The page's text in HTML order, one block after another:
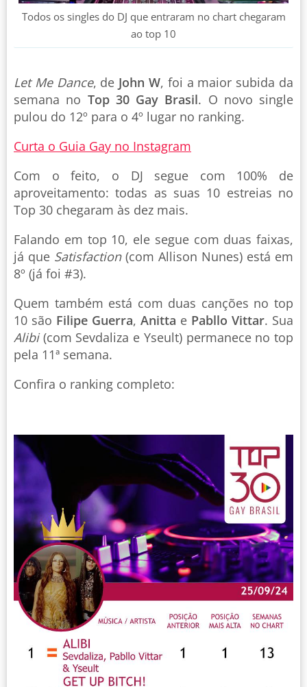
Todos os singles do DJ que entraram no chart chegaram
ao top 10
Let Me Dance, de John W, foi a maior subida da
semana no Top 30 Gay Brasil. O novo single
pulou do 12º para o 4º lugar no ranking.
Curta o Guia Gay no Instagram
Com o feito, o DJ segue com 100% de
aproveitamento: todas as suas 10 estreias no
Top 30 chegaram às dez mais.
Falando em top 10, ele segue com duas faixas,
já que Satisfaction(com Allison Nunes) está em
8º (já foi #3).
Quem também está com duas canções no top
10 são Filipe Guerra, Anitta e Pabllo Vittar. Sua
Alibi(com Sevdaliza e Yseult) permanece no top
pela 11ª semana.
Confira o ranking completo: